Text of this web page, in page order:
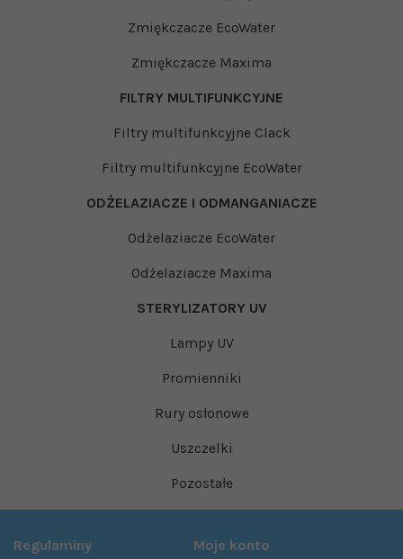
Zmiękczacze EcoWater
Zmiękczacze Maxima
FILTRY MULTIFUNKCYJNE
Filtry multifunkcyjne Clack
Filtry multifunkcyjne EcoWater
ODŻELAZIACZE I ODMANGANIACZE
Odżelaziacze EcoWater
Odżelaziacze Maxima
STERYLIZATORY UV
Lampy UV
Promienniki
Rury osłonowe
Uszczelki
Pozostałe
Regulaminy Moje konto